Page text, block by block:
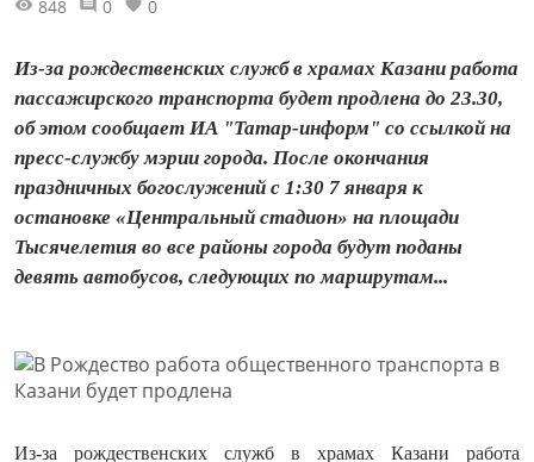
848 0 0
Из-за рождественских служб в храмах Казани работа
пассажирского транспорта будет продлена до 23.30,
об этом сообщает ИА "Татар-информ" со ссылкой на
пресс-службу мэрии города. После окончания
праздничных богослужений с 1:30 7 января к
остановке «Центральный стадион» на площади
Тысячелетия во все районы города будут поданы
девять автобусов, следующих по маршрутам...
Из-за рождественских служб в храмах Казани работа